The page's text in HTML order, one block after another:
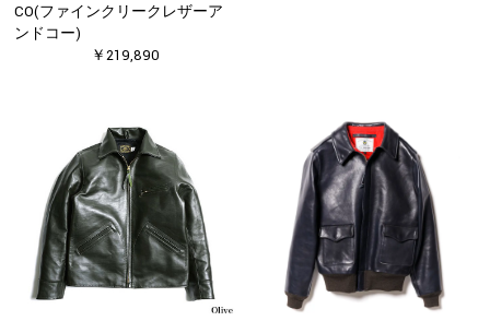
CO(ファインクリークレザーア
ンドコー)
￥219,890